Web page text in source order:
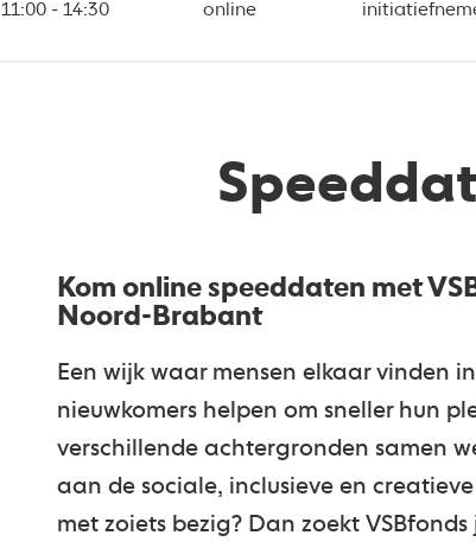
11:00 - 14:30
online
Kom online speeddaten met
Noord-Brabant
Een wijk waar mensen elkaar vinden
nieuwkomers helpen om sneller hun
verschillende achtergronden samen
aan de sociale, inclusieve en
met zoiets bezig? Dan zoekt VSBfonds